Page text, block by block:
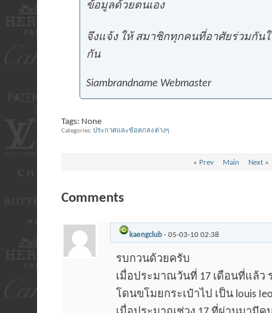
ข้อมูลด้วยตนเอง
จึงแจ้ง ให้ สมาชิกทุกคนที่อาศัยร่วมกัน
กัน
Siambrandname Webmaster
Tags: None
Categories ประกาศและข้อตกลง ต่างๆ
« Prev Main Next»
Comments
kaengclub- 05-03-10 02:38
รบกวนด้วยครับ
เมื่อประมาณวันที่ 17 เดือนที่แล้ว
โดนขโมยกระเป๋าไป เป็น louis